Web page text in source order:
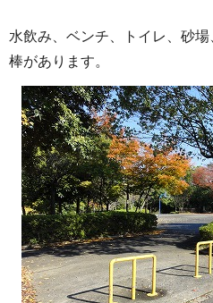
水飲み、ベンチ、トイレ、砂
棒があります。